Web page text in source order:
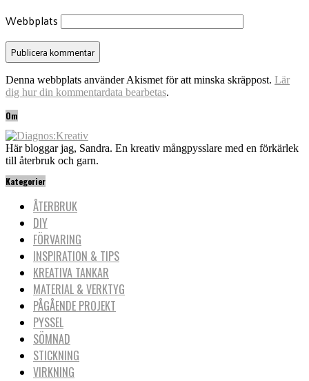
Webbplats
Denna webbplats använder Akismet för att minska skräppost. Lär
dig hur din kommentardata bearbetas.
Om
Här bloggar jag, Sandra. En kreativ mångpysslare med en förkärlek
till återbruk och garn.
Kategorier
ÅTERBRUK
DIY
FÖRVARING
INSPIRATION & TIPS
KREATIVA TANKAR
MATERIAL & VERKTYG
PÅGÅENDE PROJEKT
PYSSEL
SÖMNAD
STICKNING
VIRKNING